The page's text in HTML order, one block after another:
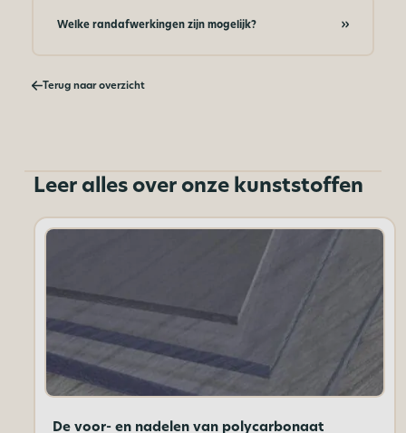
Welke randafwerkingen zijn mogelijk?
Terug naar overzicht
Leer alles over onze kunststoffen
De voor- en nadelen van polycarbonaat